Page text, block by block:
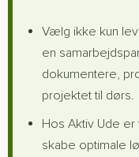
Vælg ikke kun
en
dokumentere,
projektet til dørs.
Hos Aktiv Ude
skabe optimale